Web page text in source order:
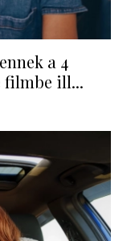
a 4
filmbe ill...